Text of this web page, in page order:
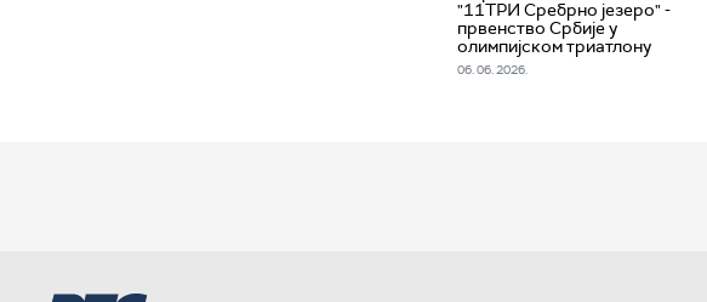
"11ТРИ Сребрно језеро" -
првенство Србије у
олимпијском триатлону
06. 06. 2026.